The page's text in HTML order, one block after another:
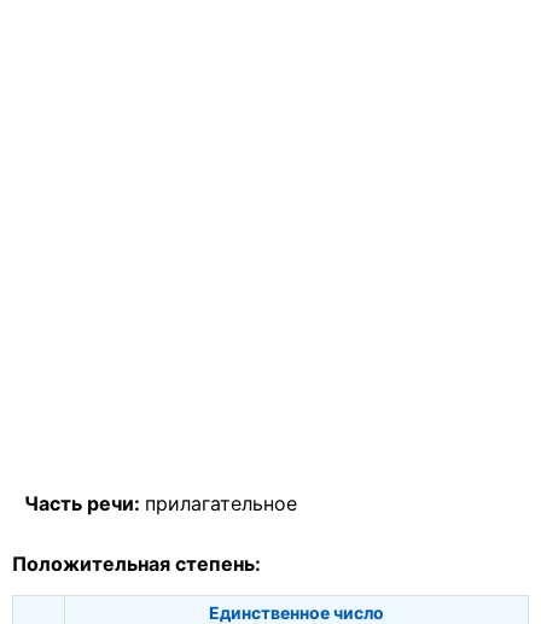
Часть речи: прилагательное
Положительная степень:
Единственное число